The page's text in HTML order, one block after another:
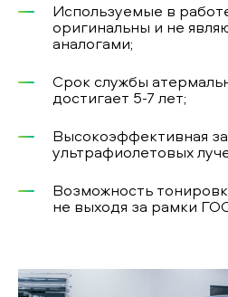
Используемые в
оригинальны и не
аналогами;
Срок службы
достигает 5-7 лет;
Высокоэффективная
ультрафиолетовых
Возможность
не выходя за рамки